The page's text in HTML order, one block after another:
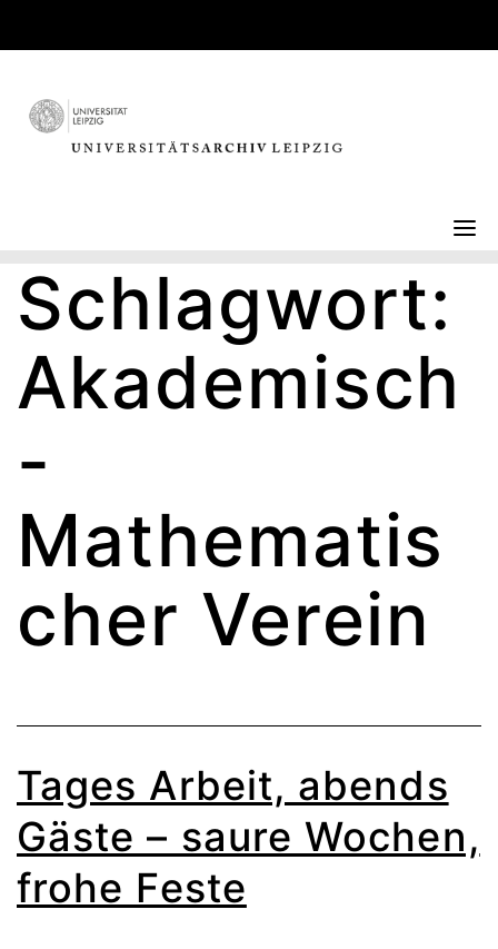
to
Schlagwort:
Akademisch
-
Mathematis
cher Verein
Tages Arbeit, abends
Gäste – saure Wochen,
frohe Feste